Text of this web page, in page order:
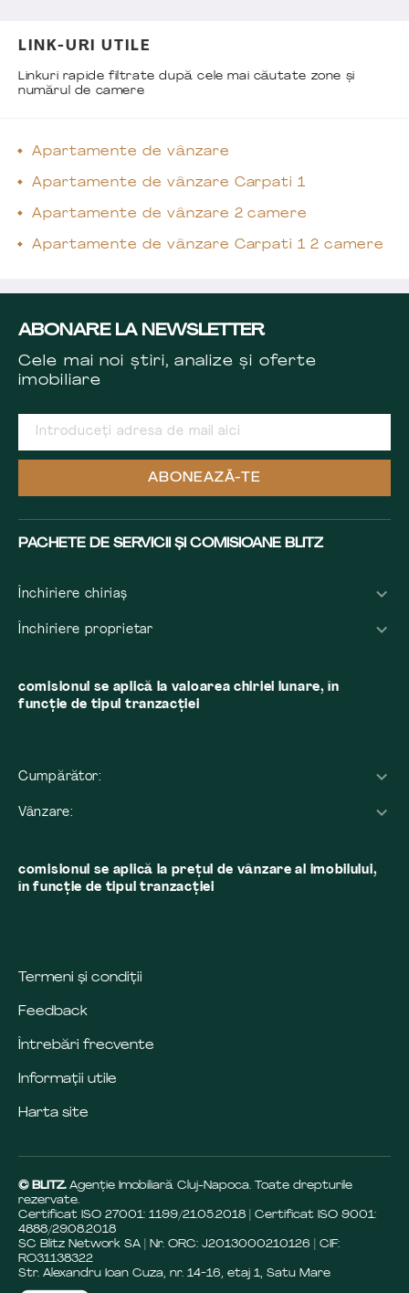
LINK-URI UTILE
Linkuri rapide filtrate după cele mai căutate zone și
numărul de camere
Apartamente de vânzare
Apartamente de vânzare Carpati 1
Apartamente de vânzare 2 camere
Apartamente de vânzare Carpati 1 2 camere
ABONARE LA NEWSLETTER
Cele mai noi știri, analize și oferte
imobiliare
ABONEAZĂ-TE
PACHETE DE SERVICII ȘI COMISIOANE BLITZ
Închiriere chiriaș
Închiriere proprietar
comisionul se aplică la valoarea chiriei lunare, în
funcție de tipul tranzacției
Cumpărător:
Vânzare:
comisionul se aplică la preţul de vânzare al imobilului,
în funcţie de tipul tranzacţiei
Termeni și condiții
Feedback
Întrebări frecvente
Informații utile
Harta site
© BLITZ. Agenție Imobiliară Cluj-Napoca. Toate drepturile
rezervate.
Certificat ISO 27001: 1199/21.05.2018 | Certificat ISO 9001:
4888/29.08.2018
SC Blitz Network SA | Nr. ORC: J2013000210126 | CIF:
RO31138322
Str. Alexandru Ioan Cuza, nr. 14-16, etaj 1, Satu Mare